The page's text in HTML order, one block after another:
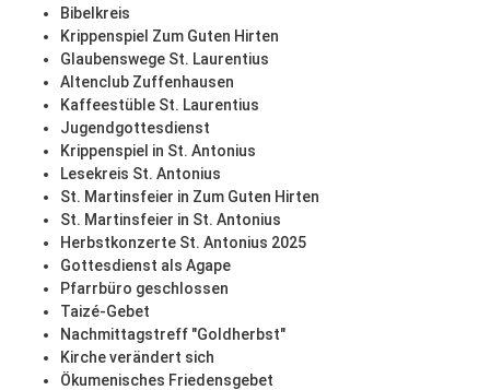
Bibelkreis
Krippenspiel Zum Guten Hirten
Glaubenswege St. Laurentius
Altenclub Zuffenhausen
Kaffeestüble St. Laurentius
Jugendgottesdienst
Krippenspiel in St. Antonius
Lesekreis St. Antonius
St. Martinsfeier in Zum Guten Hirten
St. Martinsfeier in St. Antonius
Herbstkonzerte St. Antonius 2025
Gottesdienst als Agape
Pfarrbüro geschlossen
Taizé-Gebet
Nachmittagstreff "Goldherbst"
Kirche verändert sich
Ökumenisches Friedensgebet